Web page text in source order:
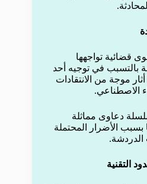
قضائية تواجهها
بالتسبب في توجيه أحد
موجة من الانتقادات
الاصطناعي.
دعاوى مماثلة
الأضرار المحتملة
الدردشة.
التقنية